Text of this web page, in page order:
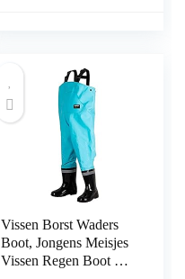
Vissen Borst Waders
Boot, Jongens Meisjes
Vissen Regen Boot Hip